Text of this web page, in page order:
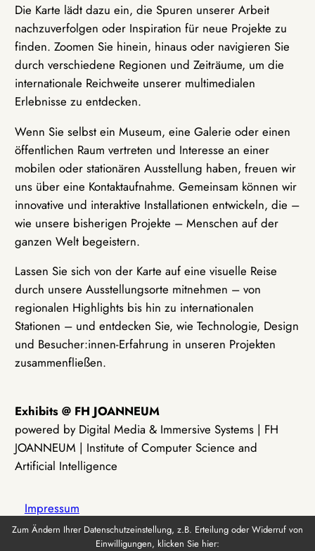
Die Karte lädt dazu ein, die Spuren unserer Arbeit
nachzuverfolgen oder Inspiration für neue Projekte zu
finden. Zoomen Sie hinein, hinaus oder navigieren Sie
durch verschiedene Regionen und Zeiträume, um die
internationale Reichweite unserer multimedialen
Erlebnisse zu entdecken.
Wenn Sie selbst ein Museum, eine Galerie oder einen
öffentlichen Raum vertreten und Interesse an einer
mobilen oder stationären Ausstellung haben, freuen wir
uns über eine Kontaktaufnahme. Gemeinsam können wir
innovative und interaktive Installationen entwickeln, die –
wie unsere bisherigen Projekte – Menschen auf der
ganzen Welt begeistern.
Lassen Sie sich von der Karte auf eine visuelle Reise
durch unsere Ausstellungsorte mitnehmen – von
regionalen Highlights bis hin zu internationalen
Stationen – und entdecken Sie, wie Technologie, Design
und Besucher:innen-Erfahrung in unseren Projekten
zusammenfließen.
Exhibits @ FH JOANNEUM
powered by Digital Media & Immersive Systems | FH
JOANNEUM | Institute of Computer Science and
Artificial Intelligence
Impressum
Zum Ändern Ihrer Datenschutzeinstellung, z.B. Erteilung oder Widerruf von
Einwilligungen, klicken Sie hier: